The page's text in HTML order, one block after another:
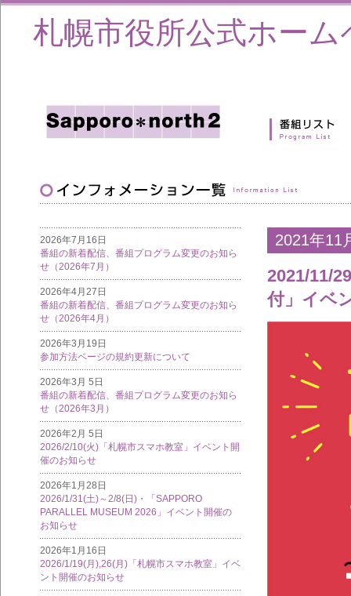
札幌市役所公式ホーム
2026年7月16日
番組の新着配信、番組プログラム変更のお知ら
せ（2026年7月）
2026年4月27日
番組の新着配信、番組プログラム変更のお知ら
せ（2026年4月）
2026年3月19日
参加方法ページの規約更新について
2026年3月 5日
番組の新着配信、番組プログラム変更のお知ら
せ（2026年3月）
2026年2月 5日
2026/2/10(火)「札幌市スマホ教室」イベント開
催のお知らせ
2026年1月28日
2026/1/31(土)～2/8(日)・「SAPPORO
PARALLEL MUSEUM 2026」イベント開催の
お知らせ
2026年1月16日
2026/1/19(月),26(月)「札幌市スマホ教室」イベ
ント開催のお知らせ
2021年11
2021/11/
付」イベ